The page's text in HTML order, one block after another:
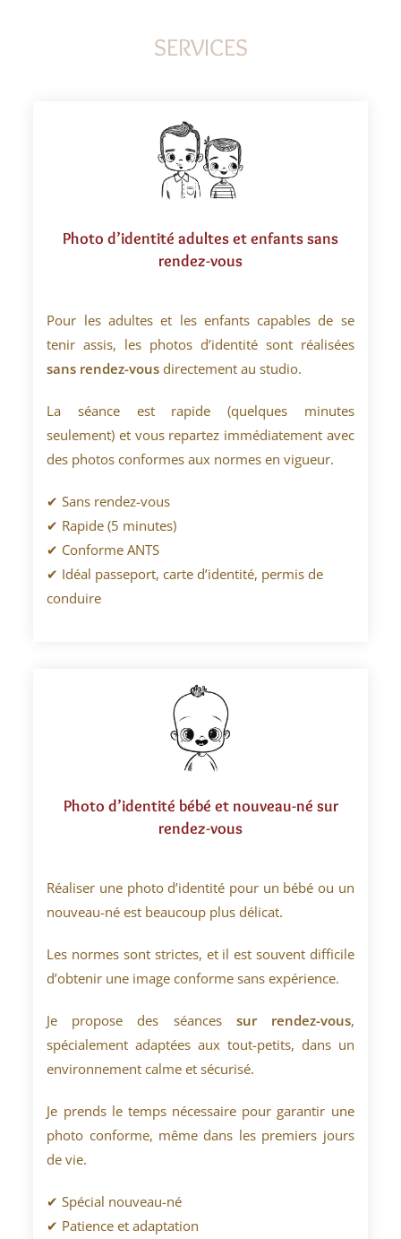
SERVICES
Photo d’identité adultes et enfants sans
rendez-vous
Pour les adultes et les enfants capables de se
tenir assis, les photos d’identité sont réalisées
sans rendez-vous directement au studio.
La séance est rapide (quelques minutes
seulement) et vous repartez immédiatement avec
des photos conformes aux normes en vigueur.
✔ Sans rendez-vous
✔ Rapide (5 minutes)
✔ Conforme ANTS
✔ Idéal passeport, carte d’identité, permis de
conduire
Photo d’identité bébé et nouveau-né sur
rendez-vous
Réaliser une photo d’identité pour un bébé ou un
nouveau-né est beaucoup plus délicat.
Les normes sont strictes, et il est souvent difficile
d’obtenir une image conforme sans expérience.
Je propose des séances sur rendez-vous,
spécialement adaptées aux tout-petits, dans un
environnement calme et sécurisé.
Je prends le temps nécessaire pour garantir une
photo conforme, même dans les premiers jours
de vie.
✔ Spécial nouveau-né
✔ Patience et adaptation